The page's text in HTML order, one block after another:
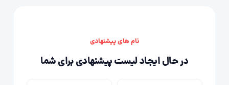
نام های پیشنهادی
در حال ایجاد لیست پیشنهادی برای شما